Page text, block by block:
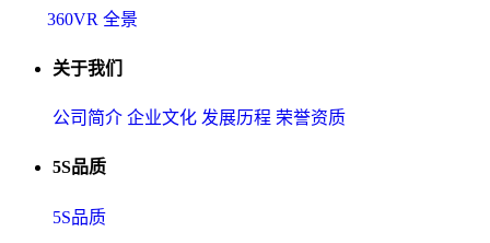
360VR 全景
关于我们
公司简介 企业文化 发展历程 荣誉资质
5S品质
5S品质